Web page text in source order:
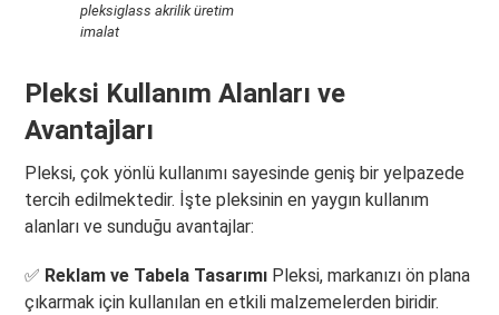
pleksiglass akrilik üretim
imalat
Pleksi Kullanım Alanları ve
Avantajları
Pleksi, çok yönlü kullanımı sayesinde geniş bir yelpazede
tercih edilmektedir. İşte pleksinin en yaygın kullanım
alanları ve sunduğu avantajlar:
✅ Reklam ve Tabela Tasarımı Pleksi, markanızı ön plana
çıkarmak için kullanılan en etkili malzemelerden biridir.